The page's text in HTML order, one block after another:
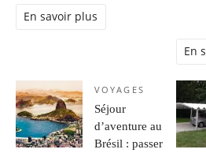
En savoir plus
En
VOYAGES
Séjour
d’aventure au
Brésil : passer